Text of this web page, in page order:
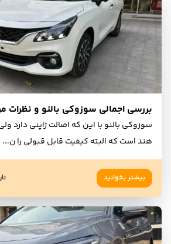
سوزوکی بالنو با این که اصالت ژاپنی دارد
هند است که البته کیفیت قابل قبولی را ن...
بیشتر بخوانید